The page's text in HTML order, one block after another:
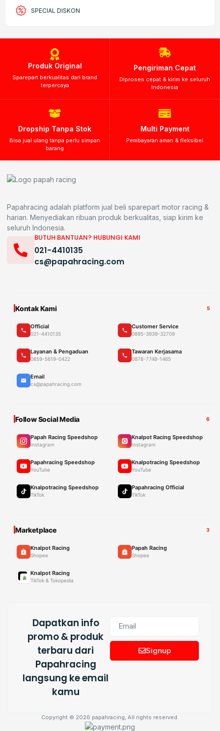
SPECIAL DISKON
Produk Original
Sparepart berkualitas dari brand
terpercaya
Pengiriman Cepat
Diproses cepat & kirim ke seluruh
Indonesia
Dropship Tanpa Stok
Bisa jual ulang tanpa perlu simpan
barang
Multi Payment
Pembayaran aman & fleksibel
Papahracing adalah platform jual beli sparepart motor racing &
harian. Menyediakan ribuan produk berkualitas, siap kirim ke
seluruh Indonesia.
BUTUH BANTUAN? HUBUNGI KAMI
021-4410135
cs@papahracing.com
Kontak Kami 5
Official
021-4410135
Customer Service
0895-3939-32709
Layanan & Pengaduan
0859-5619-0422
Tawaran Kerjasama
0878-7748-1465
Email
cs@papahracing.com
Follow Social Media 6
Papah Racing Speedshop
Instagram
Knalpot Racing Speedshop
Instagram
Papahracing Speedshop
YouTube
Knalpotracing Speedshop
YouTube
Knalpotracing Speedshop
TikTok
Papahracing Official
TikTok
Marketplace 3
Knalpot Racing
Shopee
Papah Racing
Shopee
Knalpot Racing
TikTok & Tokopedia
Dapatkan info
promo & produk
terbaru dari
Papahracing
langsung ke email
kamu
Signup
Copyright © 2026 papahracing, All rights reserved.